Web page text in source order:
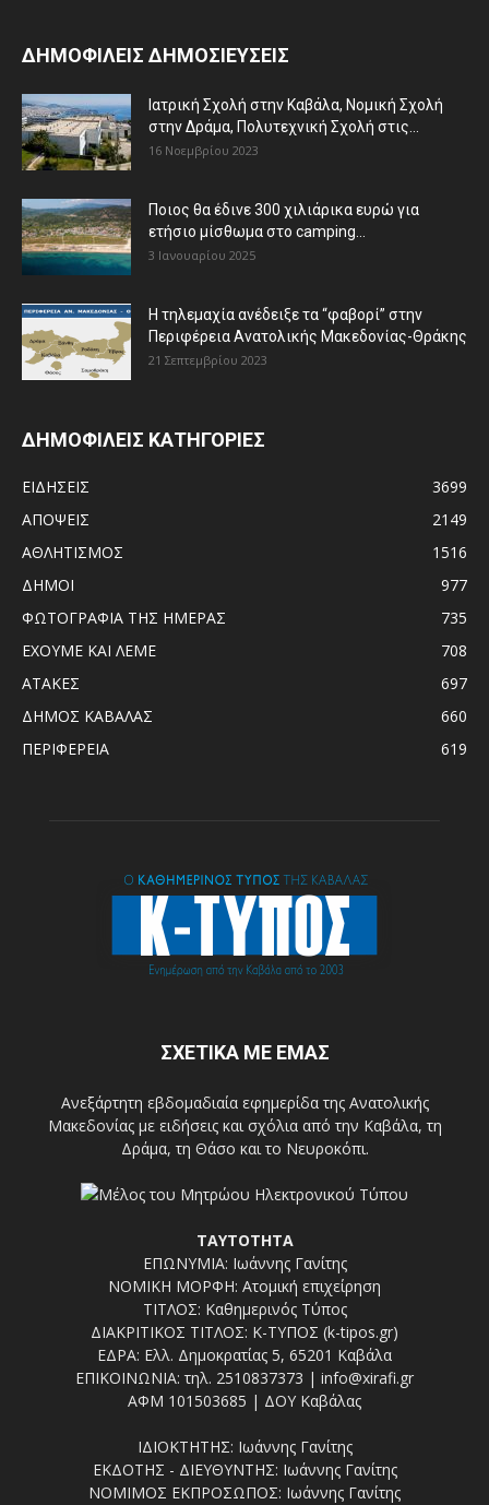
ΔΗΜΟΦΙΛΕΙΣ ΔΗΜΟΣΙΕΥΣΕΙΣ
Ιατρική Σχολή στην Καβάλα, Νομική Σχολή
στην Δράμα, Πολυτεχνική Σχολή στις...
16 Νοεμβρίου 2023
Ποιος θα έδινε 300 χιλιάρικα ευρώ για
ετήσιο μίσθωμα στο camping...
3 Ιανουαρίου 2025
Η τηλεμαχία ανέδειξε τα “φαβορί” στην
Περιφέρεια Ανατολικής Μακεδονίας-Θράκης
21 Σεπτεμβρίου 2023
ΔΗΜΟΦΙΛΕΙΣ ΚΑΤΗΓΟΡΙΕΣ
ΕΙΔΗΣΕΙΣ
3699
ΑΠΟΨΕΙΣ
2149
ΑΘΛΗΤΙΣΜΟΣ
1516
ΔΗΜΟΙ
977
ΦΩΤΟΓΡΑΦΙΑ ΤΗΣ ΗΜΕΡΑΣ
735
ΕΧΟΥΜΕ ΚΑΙ ΛΕΜΕ
708
ΑΤΑΚΕΣ
697
ΔΗΜΟΣ ΚΑΒΑΛΑΣ
660
ΠΕΡΙΦΕΡΕΙΑ
619
ΣΧΕΤΙΚΑ ΜΕ ΕΜΑΣ
Ανεξάρτητη εβδομαδιαία εφημερίδα της Ανατολικής
Μακεδονίας με ειδήσεις και σχόλια από την Καβάλα, τη
Δράμα, τη Θάσο και το Νευροκόπι.
ΤΑΥΤΟΤΗΤΑ
ΕΠΩΝΥΜΙΑ: Ιωάννης Γανίτης
ΝΟΜΙΚΗ ΜΟΡΦΗ: Ατομική επιχείρηση
ΤΙΤΛΟΣ: Καθημερινός Τύπος
ΔΙΑΚΡΙΤΙΚΟΣ ΤΙΤΛΟΣ: Κ-ΤΥΠΟΣ (k-tipos.gr)
ΕΔΡΑ: Ελλ. Δημοκρατίας 5, 65201 Καβάλα
ΕΠΙΚΟΙΝΩΝΙΑ: τηλ. 2510837373 | info@xirafi.gr
ΑΦΜ 101503685 | ΔΟΥ Καβάλας
ΙΔΙΟΚΤΗΤΗΣ: Ιωάννης Γανίτης
ΕΚΔΟΤΗΣ - ΔΙΕΥΘΥΝΤΗΣ: Ιωάννης Γανίτης
ΝΟΜΙΜΟΣ ΕΚΠΡΟΣΩΠΟΣ: Ιωάννης Γανίτης